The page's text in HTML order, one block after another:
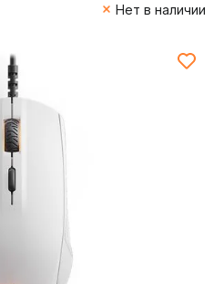
Нет в наличии